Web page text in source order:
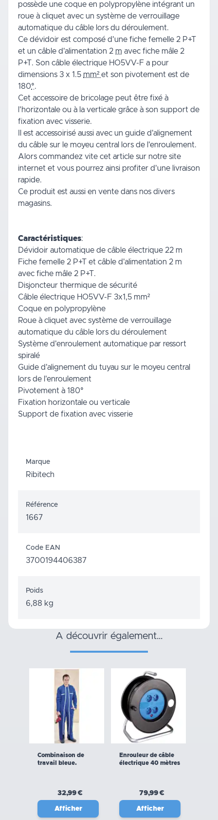
possède une coque en polypropylène intégrant un
roue à cliquet avec un système de verrouillage
automatique du câble lors du déroulement.
Ce dévidoir est composé d'une fiche femelle 2 P+T
et un câble d'alimentation 2 m avec fiche mâle 2
P+T. Son câble électrique HO5VV-F a pour
dimensions 3 x 1.5 mm² et son pivotement est de
180°.
Cet accessoire de bricolage peut être fixé à
l'horizontale ou à la verticale grâce à son support de
fixation avec visserie.
Il est accessoirisé aussi avec un guide d'alignement
du câble sur le moyeu central lors de l'enroulement.
Alors commandez vite cet article sur notre site
internet et vous pourrez ainsi profiter d'une livraison
rapide.
Ce produit est aussi en vente dans nos divers
magasins.
Caractéristiques:
Dévidoir automatique de câble électrique 22 m
Fiche femelle 2 P+T et câble d'alimentation 2 m
avec fiche mâle 2 P+T.
Disjoncteur thermique de sécurité
Câble électrique HO5VV-F 3x1,5 mm²
Coque en polypropylène
Roue à cliquet avec système de verrouillage
automatique du câble lors du déroulement
Système d'enroulement automatique par ressort
spiralé
Guide d'alignement du tuyau sur le moyeu central
lors de l'enroulement
Pivotement à 180°
Fixation horizontale ou verticale
Support de fixation avec visserie
Marque
Ribitech
Référence
1667
Code EAN
3700194406387
Poids
6,88 kg
a découvrir également…
Combinaison de
travail bleue.
32,99 €
Afficher
Enrouleur de câble
électrique 40 mètres
79,99 €
Afficher